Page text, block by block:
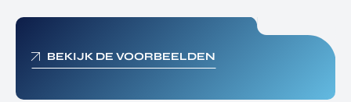
BEKIJK DE VOORBEELDEN